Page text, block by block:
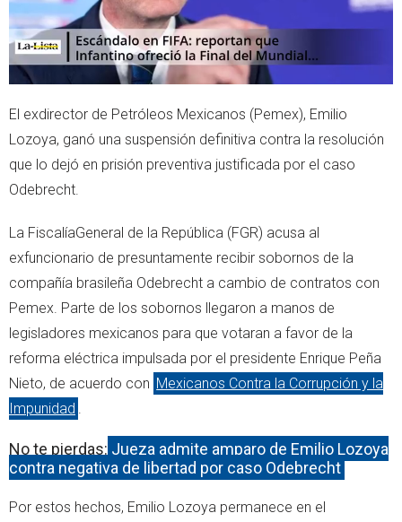
El exdirector de Petróleos Mexicanos (Pemex), Emilio
Lozoya, ganó una suspensión definitiva contra la resolución
que lo dejó en prisión preventiva justificada por el caso
Odebrecht.
La FiscalíaGeneral de la República (FGR) acusa al
exfuncionario de presuntamente recibir sobornos de la
compañía brasileña Odebrecht a cambio de contratos con
Pemex. Parte de los sobornos llegaron a manos de
legisladores mexicanos para que votaran a favor de la
reforma eléctrica impulsada por el presidente Enrique Peña
Nieto, de acuerdo con Mexicanos Contra la Corrupción y la
Impunidad
No te pierdas: Jueza admite amparo de Emilio Lozoya
contra negativa de libertad por caso Odebrecht
Por estos hechos, Emilio Lozoya permanece en el